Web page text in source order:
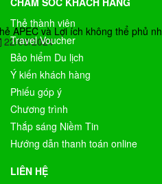
APEC và Lợi ích không thể phủ
22/03/2024
Thẻ thành viên
Travel Voucher
Bảo hiểm Du lịch
Ý kiến khách hàng
Phiếu góp ý
Chương trình
Thắp sáng Niềm Tin
Hướng dẫn thanh toán online
LIÊN HỆ